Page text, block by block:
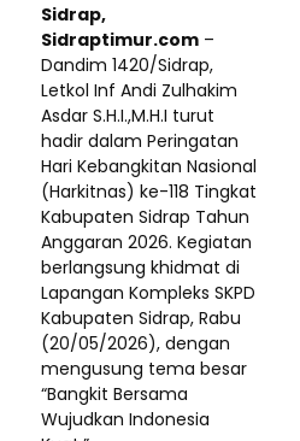
Sidrap,
Sidraptimur.com –
Dandim 1420/Sidrap,
Letkol Inf Andi Zulhakim
Asdar S.H.I.,M.H.I turut
hadir dalam Peringatan
Hari Kebangkitan Nasional
(Harkitnas) ke-118 Tingkat
Kabupaten Sidrap Tahun
Anggaran 2026. Kegiatan
berlangsung khidmat di
Lapangan Kompleks SKPD
Kabupaten Sidrap, Rabu
(20/05/2026), dengan
mengusung tema besar
“Bangkit Bersama
Wujudkan Indonesia